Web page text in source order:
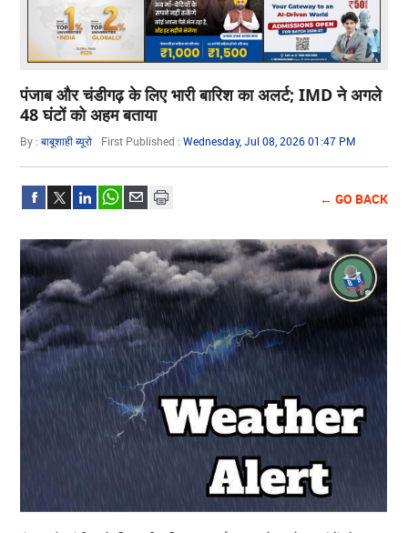
पंजाब और चंडीगढ़ के लिए भारी बारिश का अलर्ट; IMD ने अगले
48 घंटों को अहम बताया
By :बाबूशाही ब्यूरो First Published :Wednesday, Jul 08, 2026 01:47 PM
← GO BACK